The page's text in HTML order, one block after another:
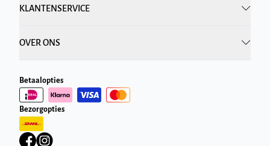
KLANTENSERVICE
OVER ONS
Betaalopties
Bezorgopties